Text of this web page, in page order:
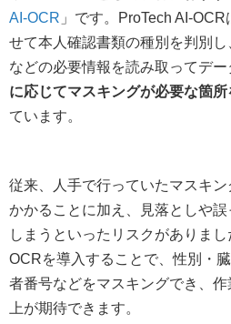
AI-OCR 」です。ProTech AI-
せて本人確認書類の種別を判別
などの必要情報を読み取ってデー
に応じてマスキングが必要な箇
ています。
従来、人手で行っていたマスキ
かかることに加え、見落としや
しまうといったリスクがありま
OCRを導入することで、性別・
者番号などをマスキングでき、
上が期待できます。